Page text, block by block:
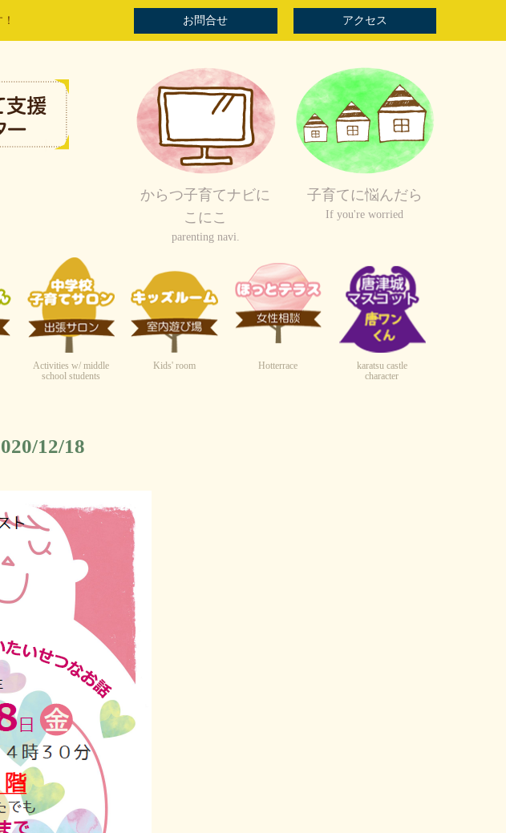
お問合せ アクセス
からつ子育てナビに
こにこ
parenting navi.
子育てに悩んだら
If you're worried
Activities w/ middle
school students
Kids' room Hotterrace
karatsu castle
character
12/18